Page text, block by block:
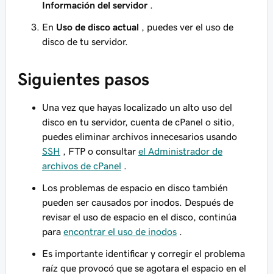
Información del servidor
En Uso de disco actual , puedes ver el uso de
disco de tu servidor.
Siguientes pasos
Una vez que hayas localizado un alto uso del
disco en tu servidor, cuenta de cPanel o sitio,
puedes eliminar archivos innecesarios usando
SSH
, FTP o consultar el Administrador de
archivos de cPanel
Los problemas de espacio en disco también
pueden ser causados por inodos. Después de
revisar el uso de espacio en el disco, continúa
para encontrar el uso de inodos
Es importante identificar y corregir el problema
raíz que provocó que se agotara el espacio en el